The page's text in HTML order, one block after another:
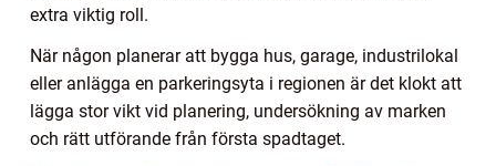
extra viktig roll.
När någon planerar att bygga hus, garage, industrilokal
eller anlägga en parkeringsyta i regionen är det klokt att
lägga stor vikt vid planering, undersökning av marken
och rätt utförande från första spadtaget.